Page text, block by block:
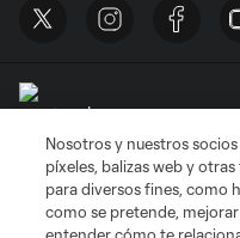
Términos de servicio Política
Cookies Settings
©2026 MLS. El nombre y
marcas registradas de League
Nosotros y nuestros
píxeles, balizas web y
para diversos fines, como
como se pretende,